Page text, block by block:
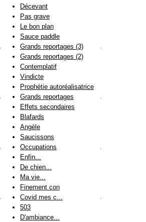
Décevant
Pas grave
Le bon plan
Sauce paddle
Grands reportages (3)
Grands reportages (2)
Contemplatif
Vindicte
Prophétie autoréalisatrice
Grands reportages
Effets secondaires
Blafards
Angèle
Saucissons
Occupations
Enfin...
De chien...
Ma vie...
Finement con
Covid mes c...
503
D'ambiance...